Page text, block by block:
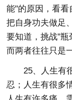
能"的原因，看
把自身功夫做足
要知道，挑战"
而两者往往只是
25、人生有
忍；人生有很多